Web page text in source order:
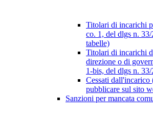
Titolari di incarichi
co. 1, del dlgs n.
tabelle)
Titolari di incarichi
direzione o di
1-bis, del dlgs n.
Cessati dall'incarico
pubblicare sul sito
Sanzioni per mancata